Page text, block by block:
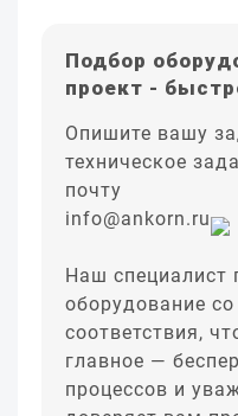
Подбор
проект -
Опишите вашу
техническое
почту
info@ankorn.ru
Наш специалист
оборудование со
соответствия,
главное —
процессов и